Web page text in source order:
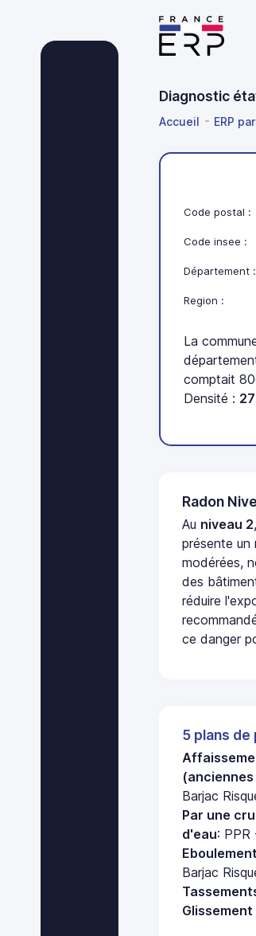
Diagnostic
Accueil ERP
Code postal :
Code insee :
Département :
Region :
La
comptait
Densité :
Radon
Au niveau 2
présente un
modérées,
des
réduire
ce danger
5 plans
Barjac
Par une
d'eau: PPR
Barjac